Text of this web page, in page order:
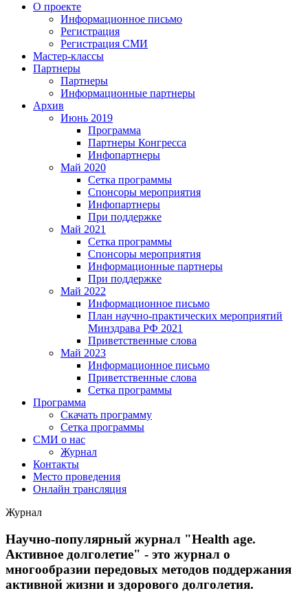
О проекте
Информационное письмо
Регистрация
Регистрация СМИ
Мастер-классы
Партнеры
Партнеры
Информационные партнеры
Архив
Июнь 2019
Программа
Партнеры Конгресса
Инфопартнеры
Май 2020
Сетка программы
Спонсоры мероприятия
Инфопартнеры
При поддержке
Май 2021
Сетка программы
Спонсоры мероприятия
Информационные партнеры
При поддержке
Май 2022
Информационное письмо
План научно-практических мероприятий
Минздрава РФ 2021
Приветственные слова
Май 2023
Информационное письмо
Приветственные слова
Сетка программы
Программа
Скачать программу
Сетка программы
СМИ о нас
Журнал
Контакты
Место проведения
Онлайн трансляция
Журнал
Научно-популярный журнал "Health age.
Активное долголетие" - это журнал о
многообразии передовых методов поддержания
активной жизни и здорового долголетия.